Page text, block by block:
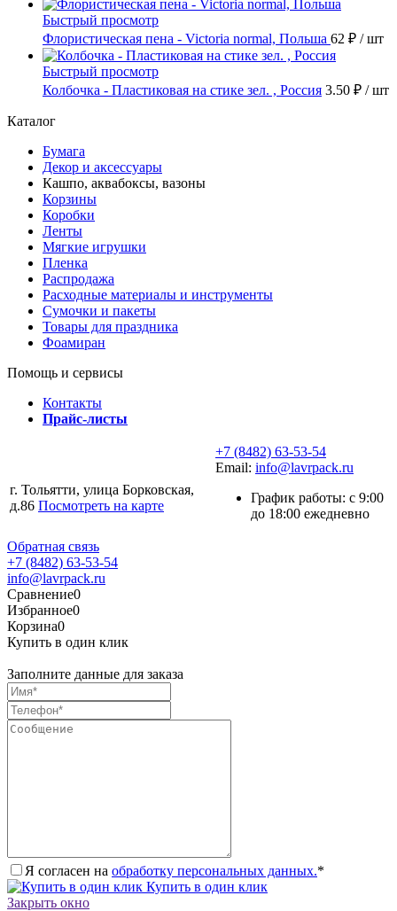
Быстрый просмотр
Флористическая пена - Victoria normal, Польша 62 ₽ / шт
Быстрый просмотр
Колбочка - Пластиковая на стике зел. , Россия 3.50 ₽ / шт
Каталог
Бумага
Декор и аксессуары
Кашпо, аквабоксы, вазоны
Корзины
Коробки
Ленты
Мягкие игрушки
Пленка
Распродажа
Расходные материалы и инструменты
Сумочки и пакеты
Товары для праздника
Фоамиран
Помощь и сервисы
Контакты
Прайс-листы
г. Тольятти, улица Борковская,
д.86 Посмотреть на карте
+7 (8482) 63-53-54
Email: info@lavrpack.ru
График работы: с 9:00
до 18:00 ежедневно
Обратная связь
+7 (8482) 63-53-54
info@lavrpack.ru
Сравнение0
Избранное0
Корзина0
Купить в один клик
Заполните данные для заказа
Я согласен на обработку персональных данных.*
Купить в один клик
Закрыть окно